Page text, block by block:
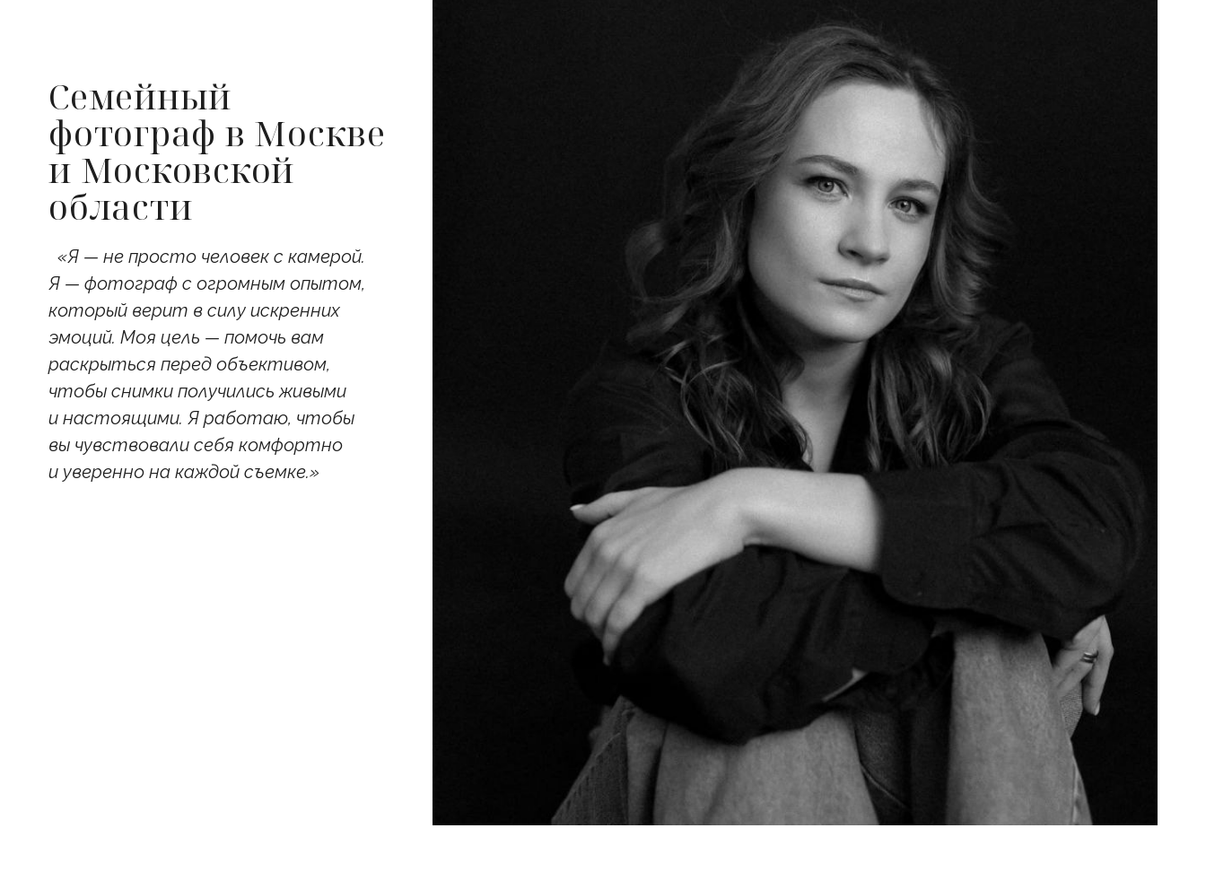
Семейный
фотограф в Москве
и Московской
области
«Я — не просто человек с камерой.
Я — фотограф с огромным опытом,
который верит в силу искренних
эмоций. Моя цель — помочь вам
раскрыться перед объективом,
чтобы снимки получились живыми
и настоящими. Я работаю, чтобы
вы чувствовали себя комфортно
и уверенно на каждой съемке.»